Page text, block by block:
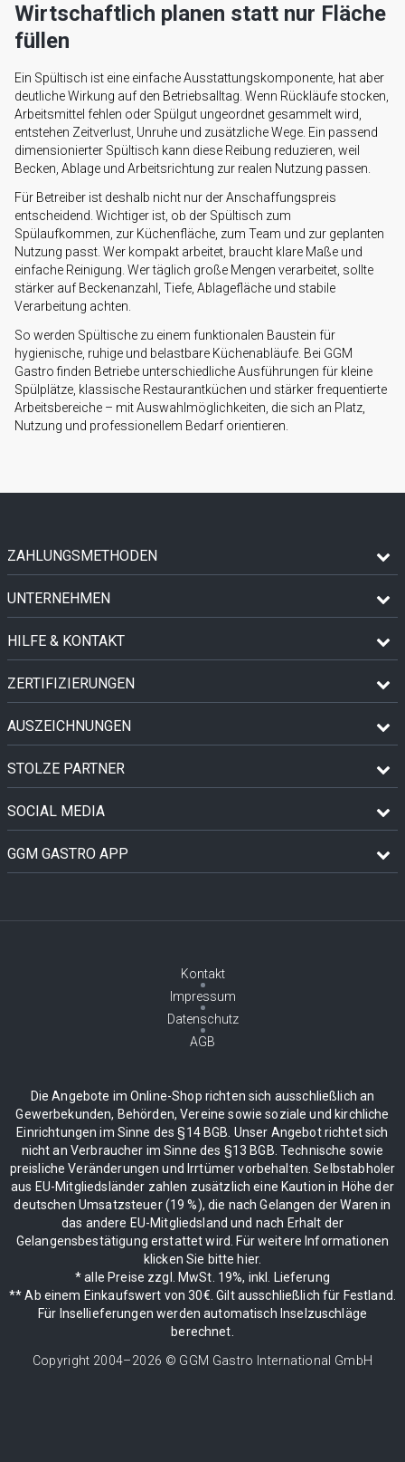
Wirtschaftlich planen statt nur Fläche
füllen
Ein Spültisch ist eine einfache Ausstattungskomponente, hat aber
deutliche Wirkung auf den Betriebsalltag. Wenn Rückläufe stocken,
Arbeitsmittel fehlen oder Spülgut ungeordnet gesammelt wird,
entstehen Zeitverlust, Unruhe und zusätzliche Wege. Ein passend
dimensionierter Spültisch kann diese Reibung reduzieren, weil
Becken, Ablage und Arbeitsrichtung zur realen Nutzung passen.
Für Betreiber ist deshalb nicht nur der Anschaffungspreis
entscheidend. Wichtiger ist, ob der Spültisch zum
Spülaufkommen, zur Küchenfläche, zum Team und zur geplanten
Nutzung passt. Wer kompakt arbeitet, braucht klare Maße und
einfache Reinigung. Wer täglich große Mengen verarbeitet, sollte
stärker auf Beckenanzahl, Tiefe, Ablagefläche und stabile
Verarbeitung achten.
So werden Spültische zu einem funktionalen Baustein für
hygienische, ruhige und belastbare Küchenabläufe. Bei GGM
Gastro finden Betriebe unterschiedliche Ausführungen für kleine
Spülplätze, klassische Restaurantküchen und stärker frequentierte
Arbeitsbereiche – mit Auswahlmöglichkeiten, die sich an Platz,
Nutzung und professionellem Bedarf orientieren.
ZAHLUNGSMETHODEN
UNTERNEHMEN
HILFE & KONTAKT
ZERTIFIZIERUNGEN
AUSZEICHNUNGEN
STOLZE PARTNER
SOCIAL MEDIA
GGM GASTRO APP
Kontakt
Impressum
Datenschutz
AGB
Die Angebote im Online-Shop richten sich ausschließlich an
Gewerbekunden, Behörden, Vereine sowie soziale und kirchliche
Einrichtungen im Sinne des §14 BGB. Unser Angebot richtet sich
nicht an Verbraucher im Sinne des §13 BGB. Technische sowie
preisliche Veränderungen und Irrtümer vorbehalten. Selbstabholer
aus EU-Mitgliedsländer zahlen zusätzlich eine Kaution in Höhe der
deutschen Umsatzsteuer (19 %), die nach Gelangen der Waren in
das andere EU-Mitgliedsland und nach Erhalt der
Gelangensbestätigung erstattet wird. Für weitere Informationen
klicken Sie bitte hier.
* alle Preise zzgl. MwSt. 19%, inkl. Lieferung
** Ab einem Einkaufswert von 30€. Gilt ausschließlich für Festland.
Für Insellieferungen werden automatisch Inselzuschläge
berechnet.
Copyright 2004–2026 © GGM Gastro International GmbH